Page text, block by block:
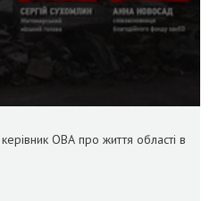
ОВА про життя області в